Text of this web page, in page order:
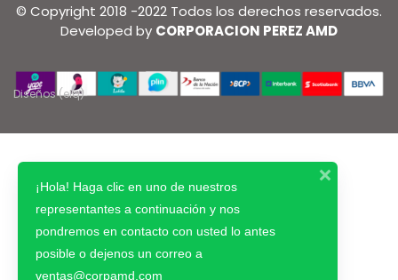
© Copyright 2018 -2022 Todos los derechos reservados.
Developed by CORPORACION PEREZ AMD
Diseños (elq)
¡Hola! Haga clic en uno de nuestros
representantes a continuación y nos
pondremos en contacto con usted lo antes
posible o dejenos un correo a
ventas@corpamd.com